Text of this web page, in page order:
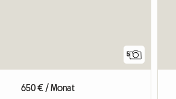
5
650 € / Monat